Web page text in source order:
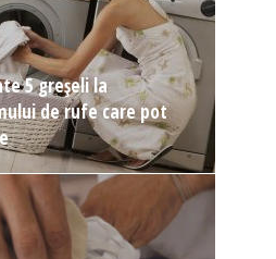
5 greșeli la
de rufe care pot